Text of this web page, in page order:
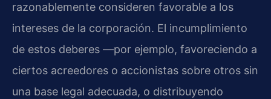
razonablemente consideren favorable a los
intereses de la corporación. El incumplimiento
de estos deberes —por ejemplo, favoreciendo a
ciertos acreedores o accionistas sobre otros sin
una base legal adecuada, o distribuyendo